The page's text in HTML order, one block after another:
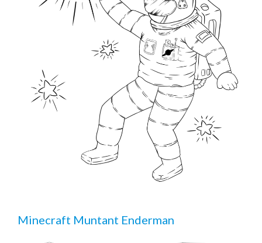
Minecraft Muntant Enderman